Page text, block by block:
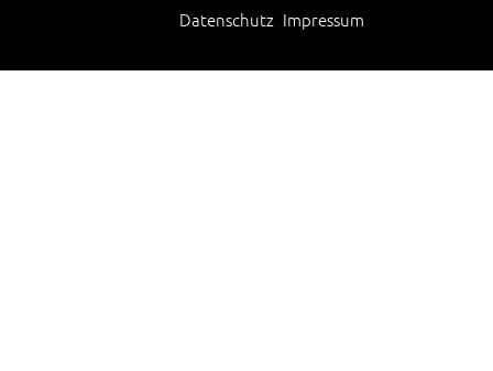
Datenschutz Impressum